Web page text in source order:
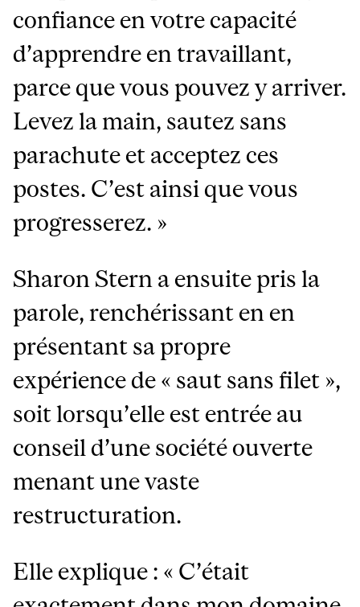
confiance en votre capacité
d’apprendre en travaillant,
parce que vous pouvez y arriver.
Levez la main, sautez sans
parachute et acceptez ces
postes. C’est ainsi que vous
progresserez. »
Sharon Stern a ensuite pris la
parole, renchérissant en en
présentant sa propre
expérience de « saut sans filet »,
soit lorsqu’elle est entrée au
conseil d’une société ouverte
menant une vaste
restructuration.
Elle explique : « C’était